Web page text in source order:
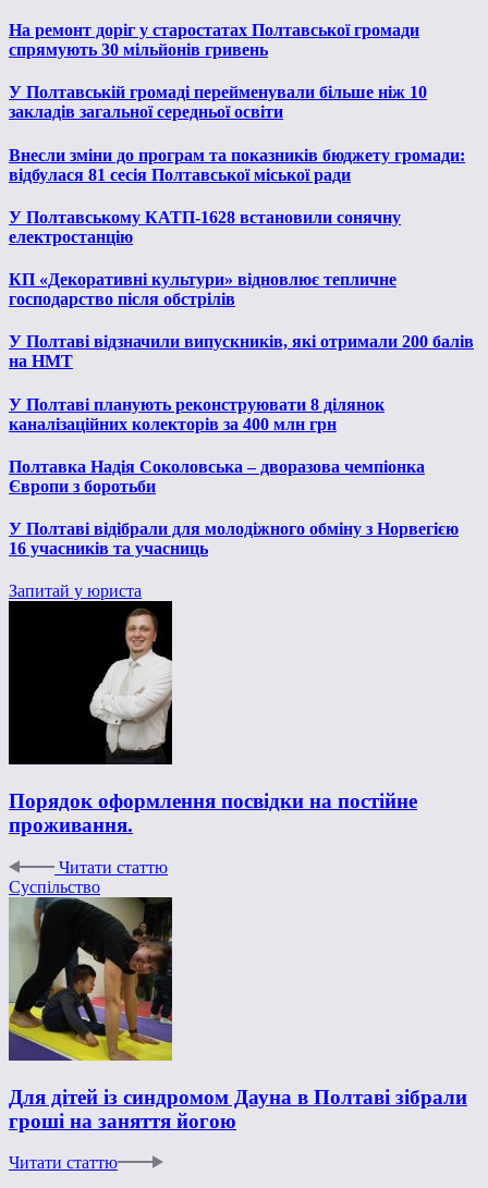
На ремонт доріг у старостатах Полтавської громади
спрямують 30 мільйонів гривень
У Полтавській громаді перейменували більше ніж 10
закладів загальної середньої освіти
Внесли зміни до програм та показників бюджету громади:
відбулася 81 сесія Полтавської міської ради
У Полтавському КАТП-1628 встановили сонячну
електростанцію
КП «Декоративні культури» відновлює тепличне
господарство після обстрілів
У Полтаві відзначили випускників, які отримали 200 балів
на НМТ
У Полтаві планують реконструювати 8 ділянок
каналізаційних колекторів за 400 млн грн
Полтавка Надія Соколовська – дворазова чемпіонка
Європи з боротьби
У Полтаві відібрали для молодіжного обміну з Норвегією
16 учасників та учасниць
Запитай у юриста
Порядок оформлення посвідки на постійне
проживання.
Читати статтю
Суспільство
Для дітей із синдромом Дауна в Полтаві зібрали
гроші на заняття йогою
Читати статтю